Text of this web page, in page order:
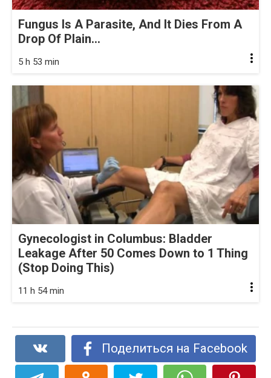
Fungus Is A Parasite, And It Dies From A
Drop Of Plain...
5 h 53 min
Gynecologist in Columbus: Bladder
Leakage After 50 Comes Down to 1 Thing
(Stop Doing This)
11 h 54 min
Поделиться на Facebook